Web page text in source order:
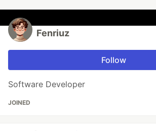
Fenriuz
Follow
Software Developer
JOINED